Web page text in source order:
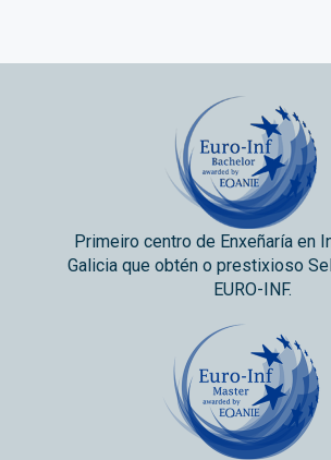
Primeiro centro de Enxeñaría en
Galicia que obtén o prestixioso
EURO-INF.